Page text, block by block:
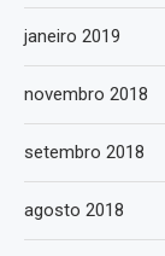
janeiro 2019
novembro 2018
setembro 2018
agosto 2018